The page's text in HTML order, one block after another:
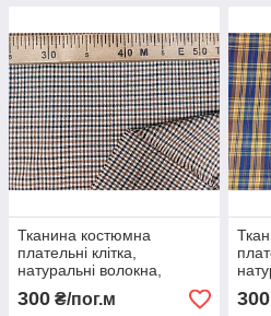
Тканина костюмна
плательні клітка,
натуральні волокна,
слабкий стрейч
(5%еластану) №321
300 ₴/пог.м 300